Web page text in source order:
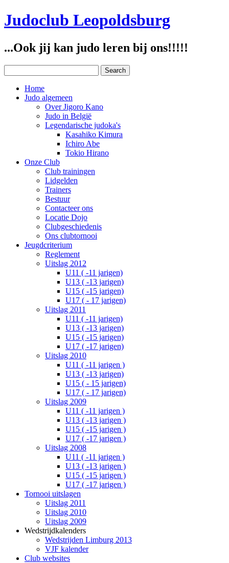
Judoclub Leopoldsburg
...Ook jij kan judo leren bij ons!!!!!
Home
Judo algemeen
Over Jigoro Kano
Judo in België
Legendarische judoka's
Kasahiko Kimura
Ichiro Abe
Tokio Hirano
Onze Club
Club trainingen
Lidgelden
Trainers
Bestuur
Contacteer ons
Locatie Dojo
Clubgeschiedenis
Ons clubtornooi
Jeugdcriterium
Reglement
Uitslag 2012
U11 ( -11 jarigen)
U13 ( -13 jarigen)
U15 ( -15 jarigen)
U17 ( - 17 jarigen)
Uitslag 2011
U11 ( -11 jarigen)
U13 ( -13 jarigen)
U15 ( -15 jarigen)
U17 ( -17 jarigen)
Uitslag 2010
U11 ( -11 jarigen )
U13 ( -13 jarigen)
U15 ( - 15 jarigen)
U17 ( - 17 jarigen)
Uitslag 2009
U11 ( -11 jarigen )
U13 ( -13 jarigen )
U15 ( -15 jarigen )
U17 ( -17 jarigen )
Uitslag 2008
U11 ( -11 jarigen )
U13 ( -13 jarigen )
U15 ( -15 jarigen )
U17 ( -17 jarigen )
Tornooi uitslagen
Uitslag 2011
Uitslag 2010
Uitslag 2009
Wedstrijdkalenders
Wedstrijden Limburg 2013
VJF kalender
Club websites